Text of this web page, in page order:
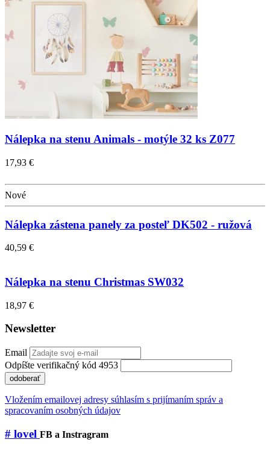
Nálepka na stenu Animals - motýle 32 ks Z077
17,93 €
Nové
Nálepka zástena panely za posteľ DK502 - ružová
40,59 €
Nálepka na stenu Christmas SW032
18,97 €
Newsletter
Email
Odpíšte verifikačný kód 4953
odoberať
Vložením emailovej adresy súhlasím s prijímaním správ a
spracovaním osobných údajov
# lovel FB a Instragram